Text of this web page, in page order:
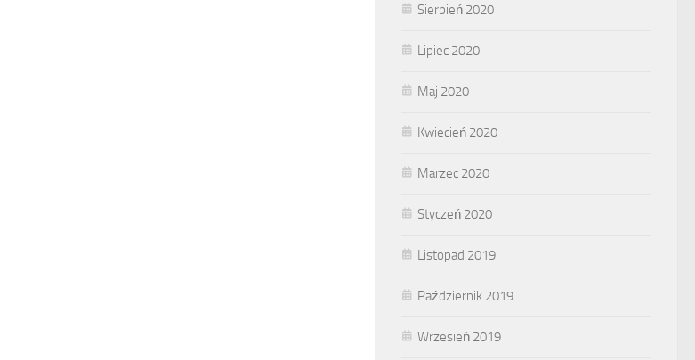
Sierpień 2020
Lipiec 2020
Maj 2020
Kwiecień 2020
Marzec 2020
Styczeń 2020
Listopad 2019
Październik 2019
Wrzesień 2019